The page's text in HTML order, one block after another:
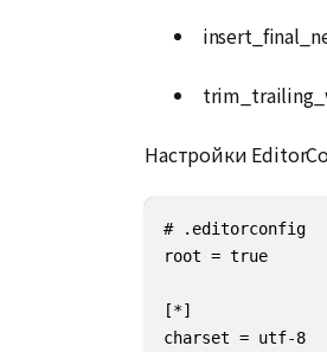
Настройки
# .editorconfig
root = true
[*]
charset = utf-8